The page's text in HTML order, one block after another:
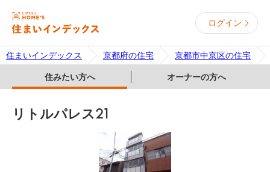
ログイン
住まいインデックス 京都府の住宅 京都市中京区の住宅
住みたい方へ オーナーの方へ
リトルパレス21